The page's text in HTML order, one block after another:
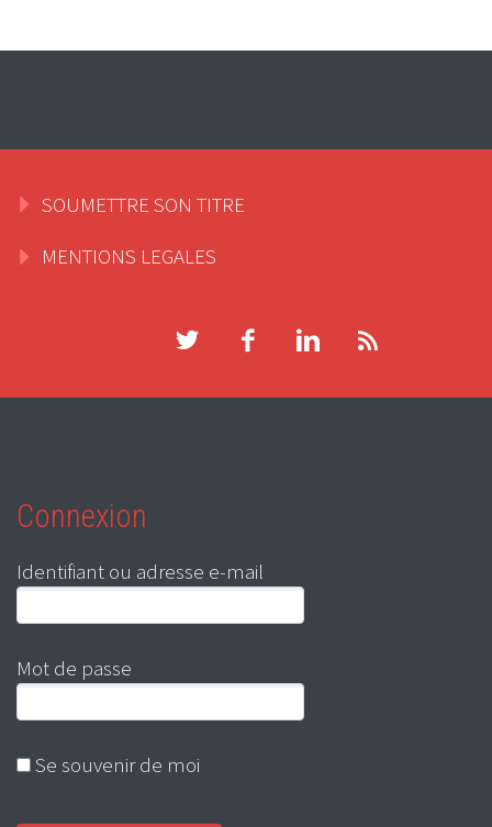
SOUMETTRE SON TITRE
MENTIONS LEGALES
Connexion
Identifiant ou adresse e-mail
Mot de passe
Se souvenir de moi